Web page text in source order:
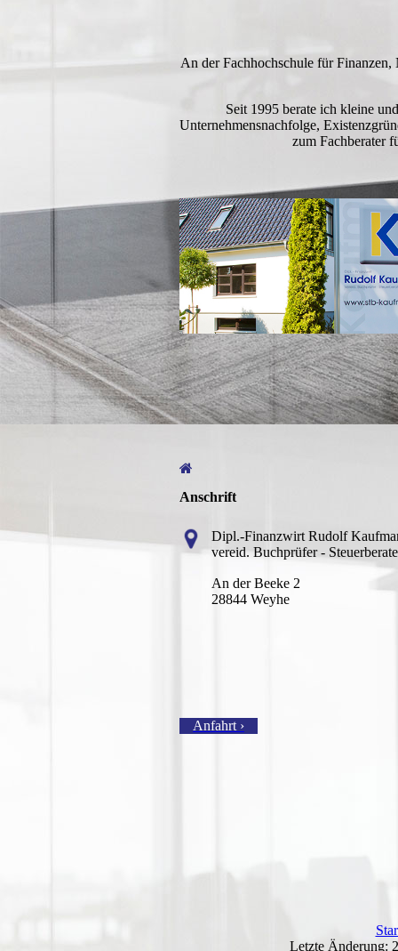
An der Fachhochschule für
Seit 1995 berate ich kleine
Unternehmensnachfolge,
zum Fachberater
Anschrift
Dipl.-Finanzwirt Rudolf
vereid. Buchprüfer -
An der Beeke 2
28844 Weyhe
Anfahrt ›
Letzte Änderung: